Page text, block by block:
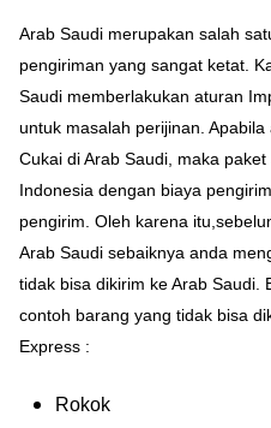
Arab Saudi merupakan salah
pengiriman yang sangat ketat.
Saudi memberlakukan aturan
untuk masalah perijinan.
Cukai di Arab Saudi, maka
Indonesia dengan biaya
pengirim. Oleh karena
Arab Saudi sebaiknya anda
tidak bisa dikirim ke Arab Saudi.
contoh barang yang tidak bisa
Express :
Rokok